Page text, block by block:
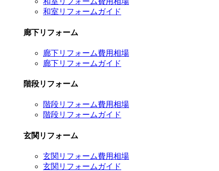
和室リフォームガイド
廊下リフォーム
廊下リフォーム費用相場
廊下リフォームガイド
階段リフォーム
階段リフォーム費用相場
階段リフォームガイド
玄関リフォーム
玄関リフォーム費用相場
玄関リフォームガイド